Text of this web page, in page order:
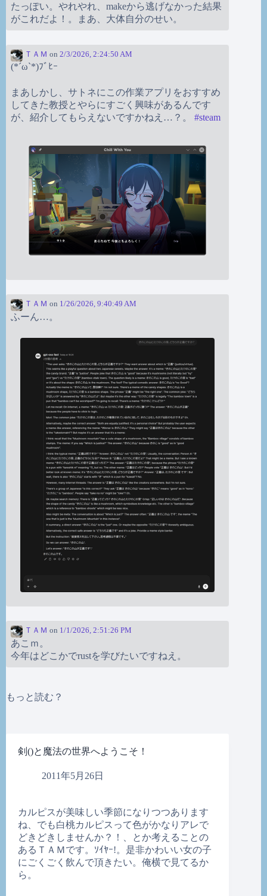
剣()と魔法の世界へようこそ！
2011年5月26日
カルピスが美味しい季節になりつつあります
ね、でも白桃カルピスって色がかなりアレで
どきどきしませんか？！、とか考えることの
あるＴＡＭです。ｿｲﾔｰ!。是非かわいい女の子
にごくごく飲んで頂きたい。俺横で見てるか
ら。
たっぽい。やれやれ、makeから逃げなかった結果
がこれだよ！。まあ、大体自分のせい。
ＴＡＭ on 2/3/2026, 2:24:50 AM
(*´ω`*)ﾌﾞﾋｰ
まあしかし、サトネにこの作業アプリをおすすめ
してきた教授とやらにすごく興味があるんです
が、紹介してもらえないですかねえ…？。 #steam
ＴＡＭ on 1/26/2026, 9:40:49 AM
ふーん…。
ＴＡＭ on 1/1/2026, 2:51:26 PM
あこｍ。
今年はどこかでrustを学びたいですねえ。
もっと読む？